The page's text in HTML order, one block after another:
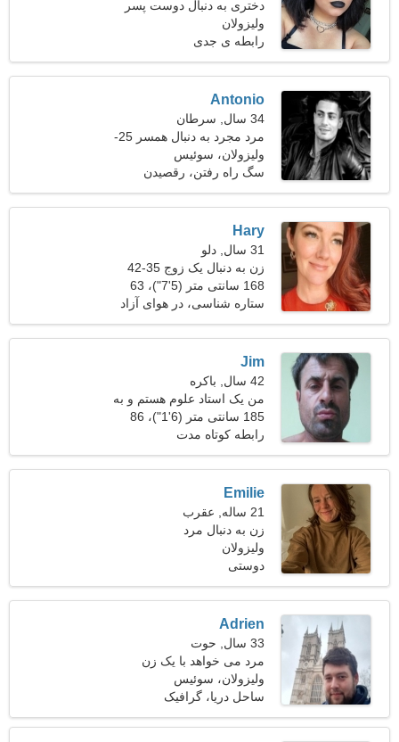
دختری به دنبال دوست پسر
25-31
ولیزولان
رابطه ی جدی
Antonio
34 سال, سرطان
مرد مجرد به دنبال همسر 25-
29
ولیزولان، سوئیس
سگ راه رفتن، رقصیدن
Hary
31 سال, دلو
زن به دنبال یک زوج 35-42
168 سانتی متر (5'7")، 63
کیلوگرم (138 پوند)
ستاره شناسی، در هوای آزاد
قدم می زند
Jim
42 سال, باکره
من یک استاد علوم هستم و به
دنبال یک زن زیبا هستم 185 سانتی متر (6'1")، 86
کیلوگرم (189 پوند)
رابطه کوتاه مدت
Emilie
21 ساله, عقرب
زن به دنبال مرد
ولیزولان
دوستی
Adrien
33 سال, حوت
مرد می خواهد با یک زن
ملاقات کند 25-31
ولیزولان، سوئیس
ساحل دریا، گرافیک
کامپیوتری